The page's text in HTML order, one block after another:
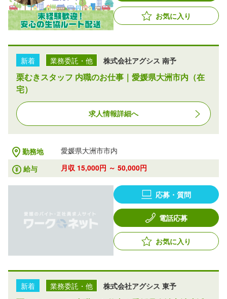
お気に入り
新着 業務委託・他 株式会社アグシス 南予
栗むきスタッフ 内職のお仕事｜愛媛県大洲市内（在
宅）
求人情報詳細へ
勤務地
愛媛県大洲市市内
給与
月収 15,000円 ～ 50,000円
応募・質問
電話応募
お気に入り
新着 業務委託・他 株式会社アグシス 東予